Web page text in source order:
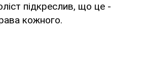
підкреслив, що це -
кожного.